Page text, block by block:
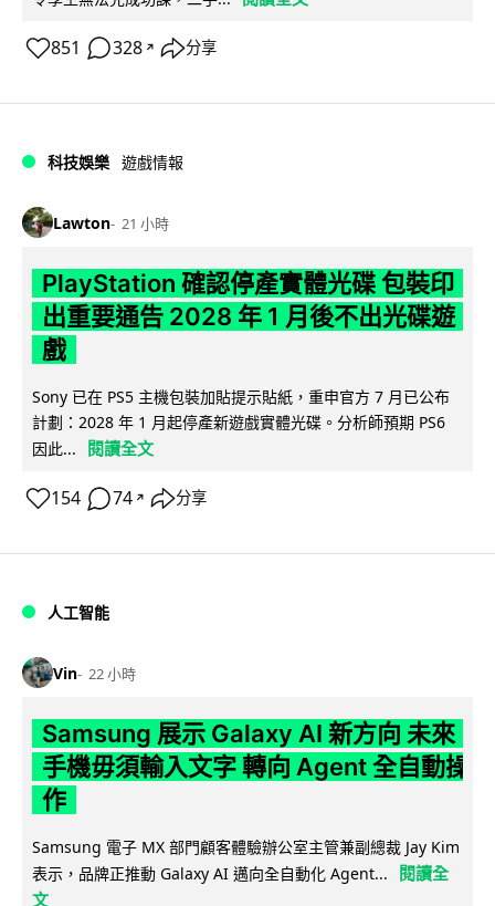
851 328 ↗ 分享
科技娛樂 遊戲情報
Lawton 21 小時
PlayStation 確認停產實體光碟 包裝印
出重要通告 2028 年 1 月後不出光碟遊
戲
Sony 已在 PS5 主機包裝加貼提示貼紙，重申官方 7 月已公布
計劃：2028 年 1 月起停產新遊戲實體光碟。分析師預期 PS6
因此...
閱讀全文
154 74 ↗ 分享
人工智能
Vin 22 小時
Samsung 展示 Galaxy AI 新方向 未來
手機毋須輸入文字 轉向 Agent 全自動操
作
Samsung 電子 MX 部門顧客體驗辦公室主管兼副總裁 Jay Kim
表示，品牌正推動 Galaxy AI 邁向全自動化 Agent...
閱讀全
文